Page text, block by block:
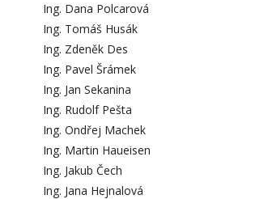
Ing. Dana Polcarová
Ing. Tomáš Husák
Ing. Zdeněk Des
Ing. Pavel Šrámek
Ing. Jan Sekanina
Ing. Rudolf Pešta
Ing. Ondřej Machek
Ing. Martin Haueisen
Ing. Jakub Čech
Ing. Jana Hejnalová